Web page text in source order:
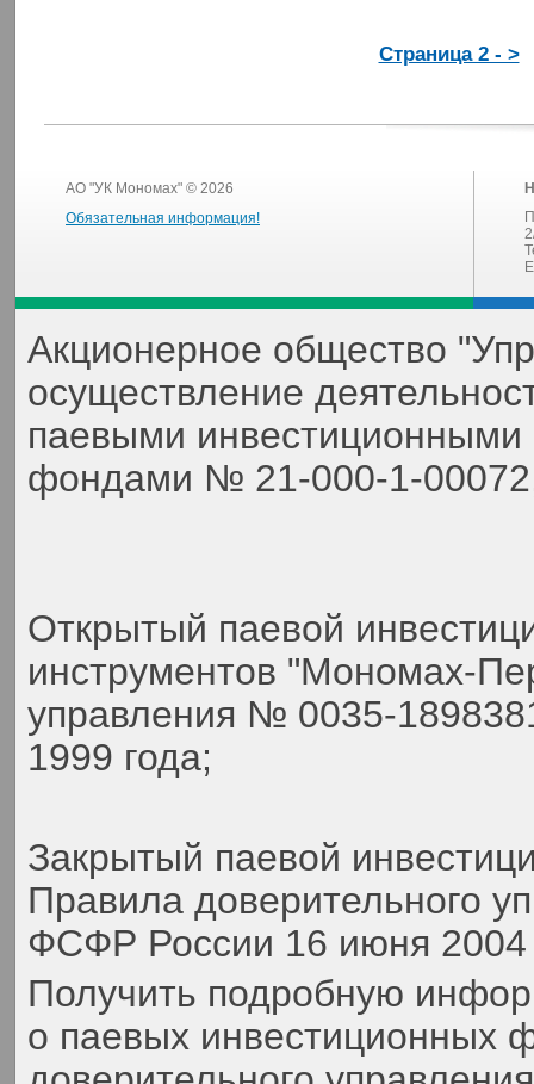
Страница 2 - >
АО "УК Мономах" © 2026
Обязательная информация!
Акционерное общество
осуществление
паевыми
фондами № 21-000-1-
Открытый паевой
инструментов "Мономах-
управления № 0035-
1999 года;
Закрытый паевой
Правила доверительного
ФСФР России 16 июня 2004
Получить подробную
о паевых инвестиционных